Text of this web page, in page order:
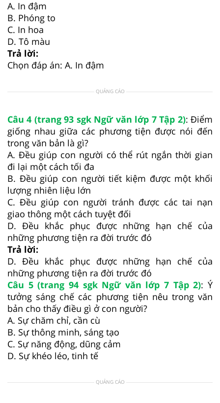
A. In đậm
B. Phóng to
C. In hoa
D. Tô màu
Trả lời:
Chọn đáp án: A. In đậm
QUẢNG CÁO
Câu 4 (trang 93 sgk Ngữ văn lớp 7 Tập 2): Điểm
giống nhau giữa các phương tiện được nói đến
trong văn bản là gì?
A. Đều giúp con người có thể rút ngắn thời gian
đi lại một cách tối đa
B. Đều giúp con người tiết kiệm được một khối
lượng nhiên liệu lớn
C. Đều giúp con người tránh được các tai nạn
giao thông một cách tuyệt đối
D. Đều khắc phục được những hạn chế của
những phương tiện ra đời trước đó
Trả lời:
D. Đều khắc phục được những hạn chế của
những phương tiện ra đời trước đó
Câu 5 (trang 94 sgk Ngữ văn lớp 7 Tập 2): Ý
tưởng sáng chế các phương tiện nêu trong văn
bản cho thấy điều gì ở con người?
A. Sự chăm chỉ, cần cù
B. Sự thông minh, sáng tạo
C. Sự năng động, dũng cảm
D. Sự khéo léo, tinh tế
QUẢNG CÁO